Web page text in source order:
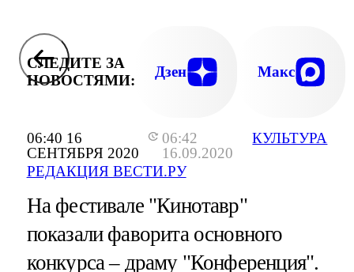
06:40 16
СЕНТЯБРЯ 2020
06:42
16.09.2020
РЕДАКЦИЯ ВЕСТИ.РУ
КУЛЬТУРА
СЛЕДИТЕ ЗА
НОВОСТЯМИ:
Дзен Макс
На фестивале "Кинотавр"
показали фаворита основного
конкурса – драму "Конференция".